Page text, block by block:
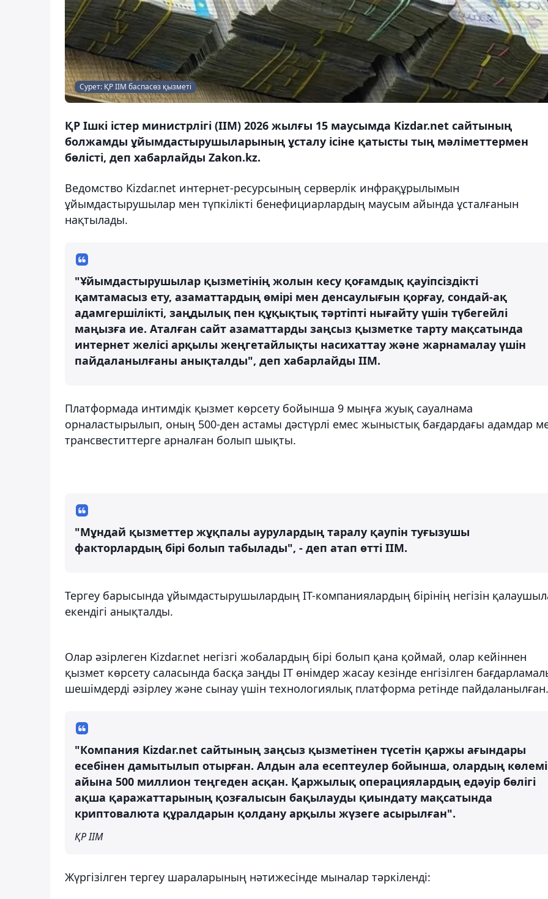
Сурет: ҚР ІІМ баспасөз қызметі
ҚР Ішкі істер министрлігі (ІІМ) 2026 жылғы 15 маусымда Kizdar.net сайтының
болжамды ұйымдастырушыларының ұсталу ісіне қатысты тың мәліметтермен
бөлісті, деп хабарлайды Zakon.kz.
Ведомство Kizdar.net интернет-ресурсының серверлік инфрақұрылымын
ұйымдастырушылар мен түпкілікті бенефициарлардың маусым айында ұсталғанын
нақтылады.
"Ұйымдастырушылар қызметінің жолын кесу қоғамдық қауіпсіздікті
қамтамасыз ету, азаматтардың өмірі мен денсаулығын қорғау, сондай-ақ
адамгершілікті, заңдылық пен құқықтық тәртіпті нығайту үшін түбегейлі
маңызға ие. Аталған сайт азаматтарды заңсыз қызметке тарту мақсатында
интернет желісі арқылы жеңгетайлықты насихаттау және жарнамалау үшін
пайдаланылғаны анықталды", деп хабарлайды ІІМ.
Платформада интимдік қызмет көрсету бойынша 9 мыңға жуық сауалнама
орналастырылып, оның 500-ден астамы дәстүрлі емес жыныстық бағдардағы адамдар
трансвеститтерге арналған болып шықты.
"Мұндай қызметтер жұқпалы аурулардың таралу қаупін туғызушы
факторлардың бірі болып табылады", - деп атап өтті ІІМ.
Тергеу барысында ұйымдастырушылардың IT-компаниялардың бірінің негізін
екендігі анықталды.
Олар әзірлеген Kizdar.net негізгі жобалардың бірі болып қана қоймай, олар кейіннен
қызмет көрсету саласында басқа заңды IT өнімдер жасау кезінде енгізілген
шешімдерді әзірлеу және сынау үшін технологиялық платформа ретінде пайдаланылған.
"Компания Kizdar.net сайтының заңсыз қызметінен түсетін қаржы ағындары
есебінен дамытылып отырған. Алдын ала есептеулер бойынша, олардың көлемі
айына 500 миллион теңгеден асқан. Қаржылық операциялардың едәуір бөлігі
ақша қаражаттарының қозғалысын бақылауды қиындату мақсатында
криптовалюта құралдарын қолдану арқылы жүзеге асырылған".
ҚР ІІМ
Жүргізілген тергеу шараларының нәтижесінде мыналар тәркіленді: